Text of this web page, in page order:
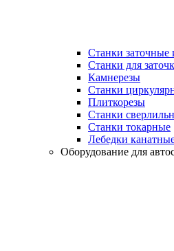
Станки
Станки для
Камнерезы
Станки
Плиткорезы
Станки
Станки токарные
Лебедки
Оборудование для